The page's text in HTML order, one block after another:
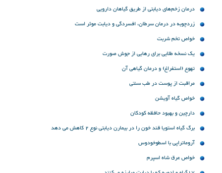
درمان زخم‌های دیابتی از طریق گیاهان دارویی
زردچوبه در درمان سرطان، افسردگی و دیابت موثر است
خواص تخم شربت
یک نسخه طلایی برای رهایی از جوش صورت
تهوع (استفراغ) و درمان گیاهی آن
مراقبت از پوست در طب سنتی
خواص گیاه آویشن
دارچین و بهبود حافظه کودکان
برگ گیاه استویا قند خون را در بیمارن دیابتی نوع 2 کاهش می دهد
آروماتراپی با اسطوخودوس
خواص عرق شاه اسپرم